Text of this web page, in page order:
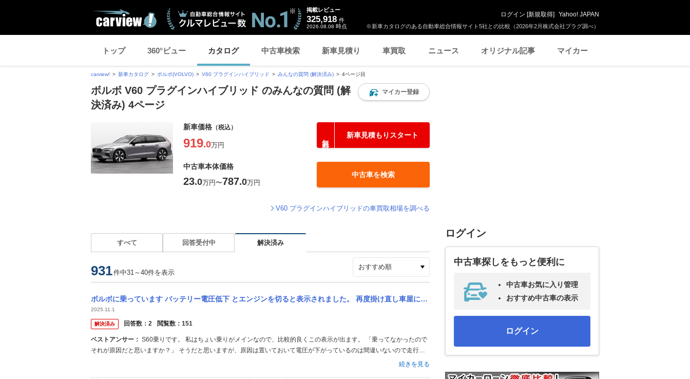
※新車カタログのある自動車総合情報サイト5社との比較（2026年2月株式会社プラグ調べ）
掲載レビュー
325,918 件
2026.08.08 時点
ログイン [新規取得] Yahoo! JAPAN
トップ 360°ビュー カタログ 中古車検索 新車見積り 車買取 ニュース オリジナル記事 マイカー
carview! 新車カタログ ボルボ(VOLVO) V60 プラグインハイブリッド みんなの質問 (解決済み) 4ページ目
ボルボ V60 プラグインハイブリッド のみんなの質問 (解
決済み) 4ページ
マイカー登録
新車価格 （税込）
919.0万円
新車見積もりスタート
中古車本体価格
23.0万円〜787.0万円
中古車を検索
V60 プラグインハイブリッドの車買取相場を調べる
すべて 回答受付中 解決済み
931件中31～40件を表示
ボルボに乗っています バッテリー電圧低下 とエンジンを切ると表示されました。 再度掛け直し車屋に向かったところ表示は消えていました。2、3週間旅行で乗ってなかったのでそれが原因だと思いますか？
2025.11.1
解決済み 回答数： 2 閲覧数： 151
ベストアンサー：
それが原因だと思いますか？」 そうだと思いますが、原因は置いておいて電圧が下がっているのは間違いないので走行又
続きを見る
ログイン
中古車探しをもっと便利に
中古車お気に入り管理
おすすめ中古車の表示
ログイン